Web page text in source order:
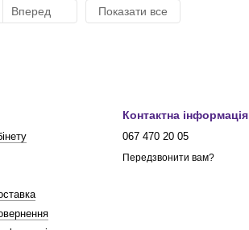
Вперед Показати все
Контактна інформація
067 470 20 05
Передзвонити вам?